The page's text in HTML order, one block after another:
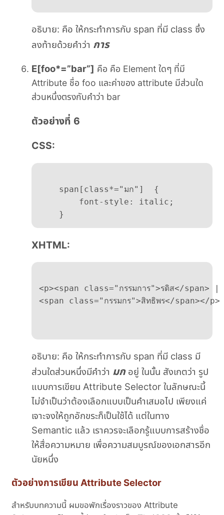
อธิบาย: คือ ให้กระทำการกับ span ที่มี class ซึ่ง
ลงท้ายด้วยคำว่า การ
E[foo*=”bar”] คือ คือ Element ใดๆ ที่มี
Attribute ชื่อ foo และค่าของ attribute มีส่วนใด
ส่วนหนึ่งตรงกับคำว่า bar
ตัวอย่างที่ 6
CSS:
    span[class*="มก"]  {
    }
XHTML:
<p><span class="กรรมการ">รดิส</span>
<span class="กรรมกร">สิทธิพร</span></p>
อธิบาย: คือ ให้กระทำการกับ span ที่มี class มี
ส่วนใดส่วนหนึ่งมีคำว่า มก อยู่ ในนั้น สังเกตว่า รูป
แบบการเขียน Attribute Selector ในลักษณะนี้
ไม่จำเป็นว่าต้องเลือกแบบเป็นคำเสมอไป เพียงแค่
เจาะจงให้ถูกอักขระก็เป็นใช้ได้ แต่ในทาง
Semantic แล้ว เราควรจะเลือกรู้แบบการสร้างชื่อ
ให้สื่อความหมาย เพื่อความสมบูรณ์ของเอกสารอีก
นัยหนึ่ง
ตัวอย่างการเขียน Attribute Selector
สำหรับบทความนี้ ผมขอพักเรื่องราวของ Attribute